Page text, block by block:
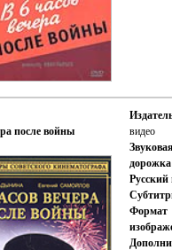
после войны
видео
Русский
Формат